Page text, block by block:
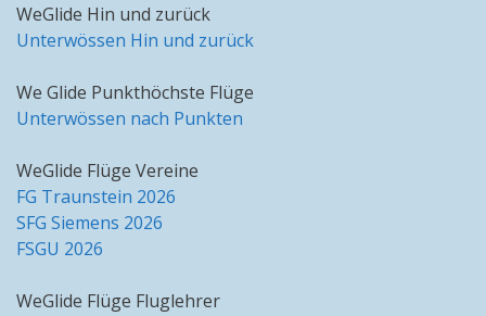
WeGlide Hin und zurück
Unterwössen Hin und zurück
We Glide Punkthöchste Flüge
Unterwössen nach Punkten
WeGlide Flüge Vereine
FG Traunstein 2026
SFG Siemens 2026
FSGU 2026
WeGlide Flüge Fluglehrer